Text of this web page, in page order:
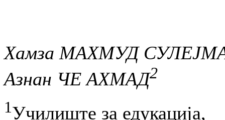
Хамза МАХМУД
Азнан ЧЕ АХМАД2
1Училиште за едукација,